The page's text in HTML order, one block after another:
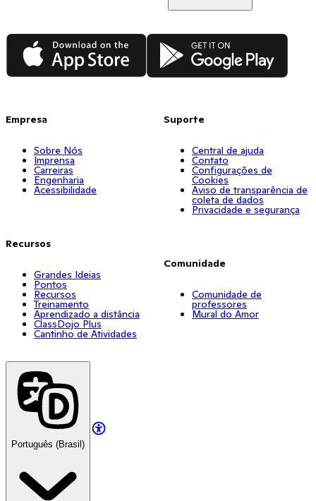
App Store Google Play
Empresa
Sobre Nós
Imprensa
Carreiras
Engenharia
Acessibilidade
Recursos
Grandes Ideias
Pontos
Recursos
Treinamento
Aprendizado a distância
ClassDojo Plus
Cantinho de Atividades
Suporte
Central de ajuda
Contato
Configurações de
Cookies
Aviso de transparência de
coleta de dados
Privacidade e segurança
Comunidade
Comunidade de
professores
Mural do Amor
Português (Brasil)